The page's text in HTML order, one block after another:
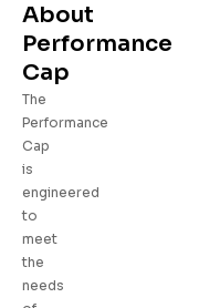
About
Performance
Cap
The
Performance
Cap
is
engineered
to
meet
the
needs